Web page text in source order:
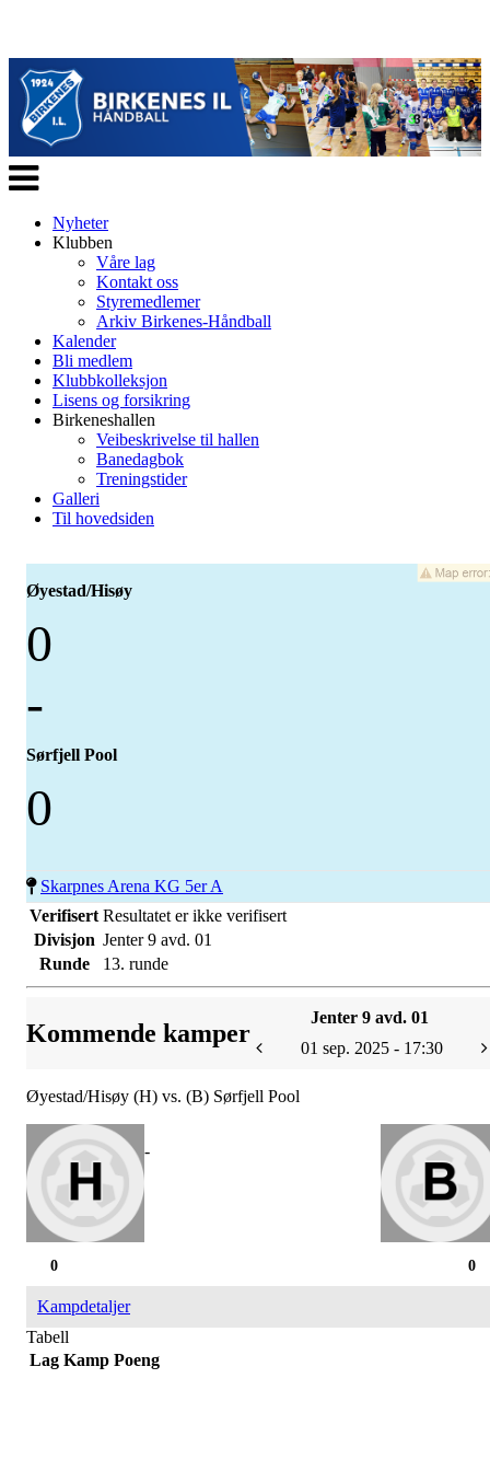
Veksle
navigasjon
Nyheter
Klubben
Våre lag
Kontakt oss
Styremedlemer
Arkiv Birkenes-Håndball
Kalender
Bli medlem
Klubbkolleksjon
Lisens og forsikring
Birkeneshallen
Veibeskrivelse til hallen
Banedagbok
Treningstider
Galleri
Til hovedsiden
Øyestad/Hisøy
0
-
Sørfjell Pool
0
Skarpnes Arena KG 5er A
Verifisert Resultatet er ikke verifisert
Divisjon Jenter 9 avd. 01
Runde
13. runde
Kommende kamper
Jenter 9 avd. 01
01 sep. 2025 - 17:30
Øyestad/Hisøy (H) vs. (B) Sørfjell Pool
-
0
0
Kampdetaljer
Tabell
Lag Kamp Poeng